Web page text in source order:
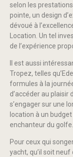
selon les
pointe, un design
dévoué à
Location. Un tel
de l’expérience
Il est aussi
Tropez, telles
formules à la
d’accéder au
s’engager sur une
location à un
enchanteur du golfe.
Pour ceux qui
yacht, qu’il soit neuf